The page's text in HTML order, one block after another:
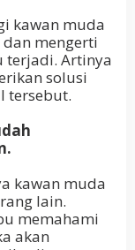
kawan muda
mengerti
terjadi. Artinya
solusi
tersebut.
kawan muda
lain.
memahami
akan